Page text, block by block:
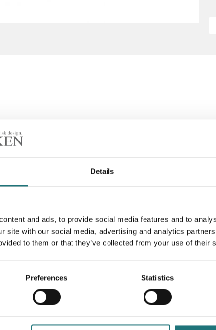
Details
and ads, to provide social media features and to
site with our social media, advertising and analytics
to them or that they’ve collected from your use of their
Preferences Statistics
och än mer stilfull.
finns även i en
enkelt köp online.
leverantören
och lounge
händer till att skapa
leverantören
kraftigt inre
och
pris från
Artikelnummer
Designer